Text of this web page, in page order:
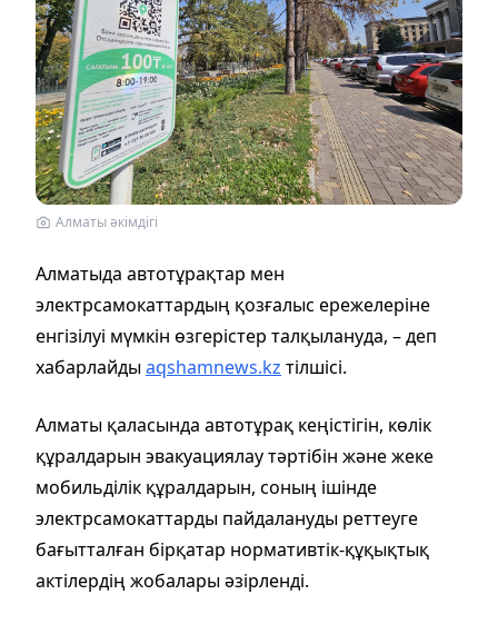
Алматы әкімдігі
Алматыда автотұрақтар мен
электрсамокаттардың қозғалыс ережелеріне
енгізілуі мүмкін өзгерістер талқылануда, – деп
хабарлайдыaqshamnews.kz тілшісі.
Алматы қаласында автотұрақ кеңістігін, көлік
құралдарын эвакуациялау тәртібін және жеке
мобильділік құралдарын, соның ішінде
электрсамокаттарды пайдалануды реттеуге
бағытталған бірқатар нормативтік-құқықтық
актілердің жобалары әзірленді.